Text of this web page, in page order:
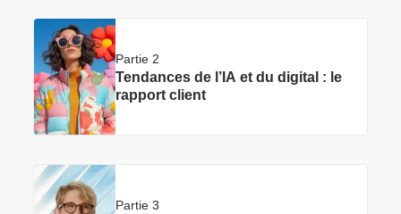
Partie 2
Tendances de l’IA et du digital : le
rapport client
Partie 3